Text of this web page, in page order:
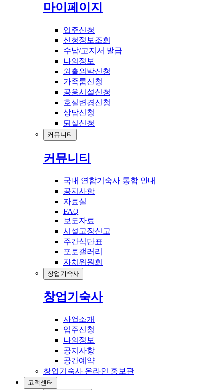
마이페이지
입주신청
신청정보조회
수납/고지서 발급
나의정보
외출외박신청
가족룸신청
공용시설신청
호실변경신청
상담신청
퇴실신청
커뮤니티
커뮤니티
국내 연합기숙사 통합 안내
공지사항
자료실
FAQ
보도자료
시설고장신고
주간식단표
포토갤러리
자치위원회
창업기숙사
창업기숙사
사업소개
입주신청
나의정보
공지사항
공간예약
창업기숙사 온라인 홍보관
고객센터